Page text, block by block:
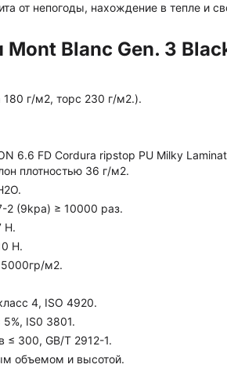
от непогоды, нахождение в тепле и
Mont Blanc Gen. 3
180 г/м2, торс 230 г/м2.).
6.6 FD Cordura ripstop PU Milky
плотностью 36 г/м2.
2 (9kpa) ≥ 10000 раз.
Н.
Н.
м2.
4, ISO 4920.
IS0 3801.
≤ 300, GB/T 2912-1.
объемом и высотой.